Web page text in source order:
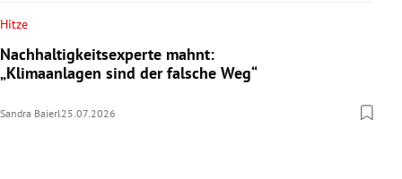
Hitze
Nachhaltigkeitsexperte mahnt:
„Klimaanlagen sind der falsche Weg“
Sandra Baierl 25.07.2026